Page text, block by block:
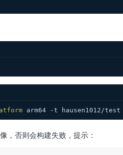
arm64 -t hausen1012/test
，否则会构建失败，提示：